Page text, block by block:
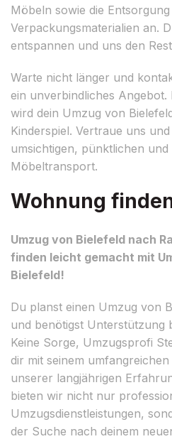
Möbeln sowie die
Verpackungsmaterialien an.
entspannen und uns den
Warte nicht länger und
ein unverbindliches
wird dein Umzug von
Kinderspiel. Vertraue uns
umsichtigen, pünktlichen und
Möbeltransport.
Wohnung
Umzug von Bielefeld nach
finden leicht gemacht mit
Bielefeld!
Du planst einen Umzug von
und benötigst Unterstützung
Keine Sorge, Umzugsprofi
dir mit seinem
unserer langjährigen
bieten wir nicht nur
Umzugsdienstleistungen,
der Suche nach deinem